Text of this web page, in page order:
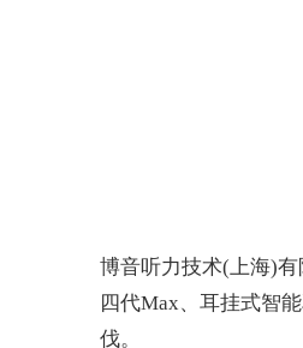
博音听力技术( 上海)有
四代Max、耳挂式智
伐。